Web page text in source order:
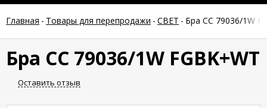
Гарантия
возврат
Новости
Главная - Товары для перепродажи - СВЕТ - Бра CC 79036/1W
Бра CC 79036/1W FGBK+WT
Оставить отзыв